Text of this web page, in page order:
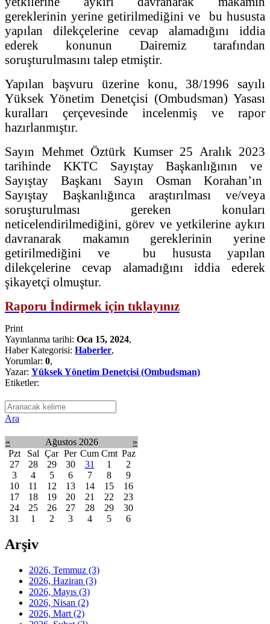
gereklerinin yerine getirilmediğini ve bu hususta
yapılan dilekçelerine cevap alamadığını iddia
ederek konunun Dairemiz tarafından
soruşturulmasını talep etmiştir.
Yapılan başvuru üzerine konu, 38/1996 sayılı
Yüksek Yönetim Denetçisi (Ombudsman) Yasası
kuralları çerçevesinde incelenmiş ve rapor
hazırlanmıştır.
Sayın Mehmet Öztürk Kumser 25 Aralık 2023
tarihinde KKTC Sayıştay Başkanlığının ve
Sayıştay Başkanı Sayın Osman Korahan’ın
Sayıştay Başkanlığınca araştırılması ve/veya
soruşturulması gereken konuları
neticelendirilmediğini, görev ve yetkilerine aykırı
davranarak makamın gereklerinin yerine
getirilmediğini ve bu hususta yapılan
dilekçelerine cevap alamadığını iddia ederek
şikayetçi olmuştur.
Raporu İndirmek için tıklayınız
Print
Yayınlanma tarihi: Oca 15, 2024,
Haber Kategorisi: Haberler,
Yorumlar: 0,
Yazar: Yüksek Yönetim Denetçisi (Ombudsman)
Etiketler:
Ara
« Ağustos 2026
»
Pzt
Sal Çar Per Cum Cmt Paz
27
28 29 30 31 1
2
3
4 5 6 7 8
9
10
11 12 13 14 15
16
17
18 19 20 21 22
23
24
25 26 27 28 29
30
31
1 2 3 4 5 6
Arşiv
2026, Temmuz (3)
2026, Haziran (3)
2026, Mayıs (3)
2026, Nisan (2)
2026, Mart (2)